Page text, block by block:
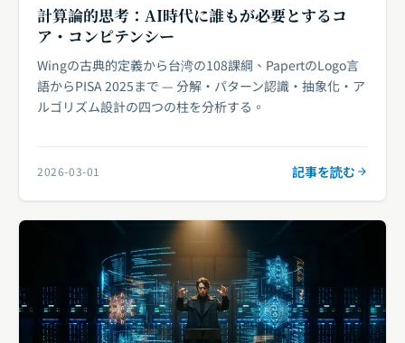
計算論的思考：AI時代に誰もが必要とするコ
ア・コンピテンシー
Wingの古典的定義から台湾の108課綱、PapertのLogo言
語からPISA 2025まで — 分解・パターン認識・抽象化・ア
ルゴリズム設計の四つの柱を分析する。
2026-03-01 記事を読む